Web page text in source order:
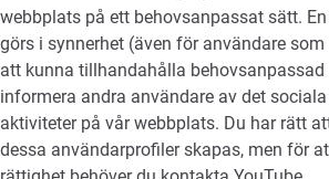
webbplats på ett behovsanpassat sätt.
görs i synnerhet (även för användare
att kunna tillhandahålla
informera andra användare av det
aktiviteter på vår webbplats. Du har rätt
dessa användarprofiler skapas, men för